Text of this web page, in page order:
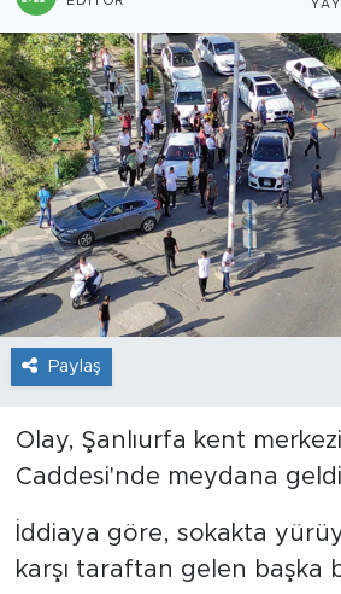
Paylaş
Olay, Şanlıurfa kent
Caddesi'nde meydana
İddiaya göre, sokakta
karşı taraftan gelen başka